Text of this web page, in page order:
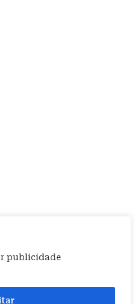
publicidade